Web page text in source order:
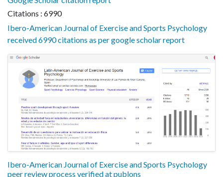
Citations : 6990
Ibero-American Journal of Exercise and Sports Psychology
received 6990 citations as per google scholar report
Ibero-American Journal of Exercise and Sports Psychology
peer review process verified at publons